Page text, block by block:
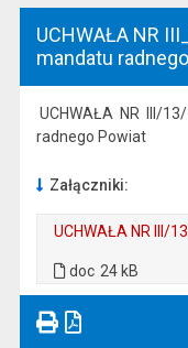
UCHWAŁA NR
mandatu
UCHWAŁA NR III/
radnego Powiat
Załączniki:
UCHWAŁA NR III/
doc 24 kB